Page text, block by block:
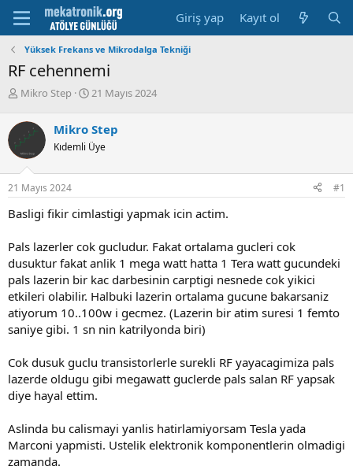
Giriş yap Kayıt ol
Yüksek Frekans ve Mikrodalga Tekniği
RF cehennemi
K
n
u
y
u
b
a
l
t
a
n
Mikro Step
B
l
a
a
r
h
i
21 Mayıs 2024
Mikro Step
Kıdemli Üye
21 Mayıs 2024 #1
Basligi fikir cimlastigi yapmak icin actim.
Pals lazerler cok gucludur. Fakat ortalama gucleri cok
dusuktur fakat anlik 1 mega watt hatta 1 Tera watt gucundeki
pals lazerin bir kac darbesinin carptigi nesnede cok yikici
etkileri olabilir. Halbuki lazerin ortalama gucune bakarsaniz
atiyorum 10..100w i gecmez. (Lazerin bir atim suresi 1 femto
saniye gibi. 1 sn nin katrilyonda biri)
Cok dusuk guclu transistorlerle surekli RF yayacagimiza pals
lazerde oldugu gibi megawatt guclerde pals salan RF yapsak
diye hayal ettim.
Aslinda bu calismayi yanlis hatirlamiyorsam Tesla yada
Marconi yapmisti. Ustelik elektronik komponentlerin olmadigi
zamanda.